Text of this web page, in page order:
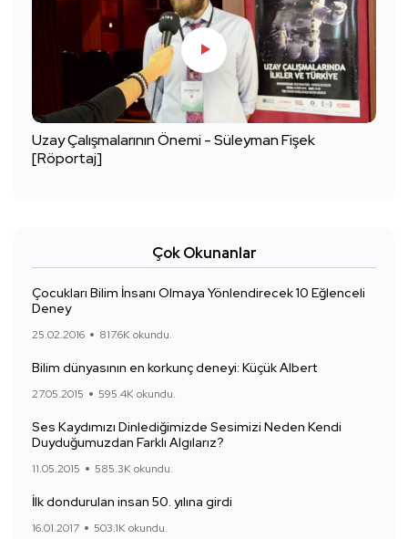
Uzay Çalışmalarının Önemi - Süleyman Fişek
[Röportaj]
Çok Okunanlar
Çocukları Bilim İnsanı Olmaya Yönlendirecek 10 Eğlenceli
Deney
25.02.2016 817.6K okundu.
Bilim dünyasının en korkunç deneyi: Küçük Albert
27.05.2015 595.4K okundu.
Ses Kaydımızı Dinlediğimizde Sesimizi Neden Kendi
Duyduğumuzdan Farklı Algılarız?
11.05.2015 585.3K okundu.
İlk dondurulan insan 50. yılına girdi
16.01.2017 503.1K okundu.